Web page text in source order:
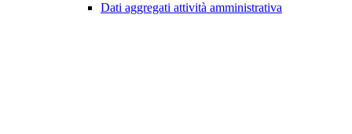
Dati aggregati attività amministrativa